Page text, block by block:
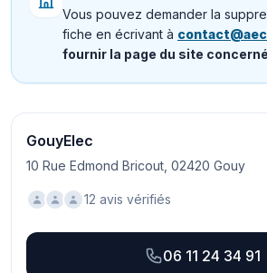
Vous pouvez demander la
fiche en écrivant à
fournir la page du site
GouyElec
10 Rue Edmond Bricout, 02420 Gouy
12 avis vérifiés
06 11 24 34 91